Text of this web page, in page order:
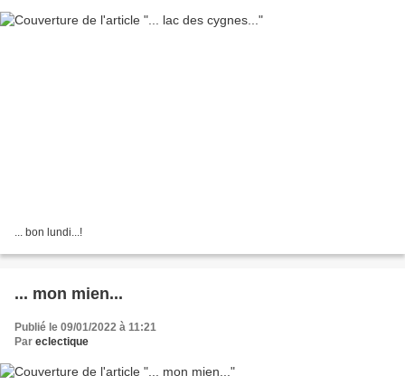
... bon lundi...!
... mon mien...
Publié le 09/01/2022 à 11:21
Par eclectique